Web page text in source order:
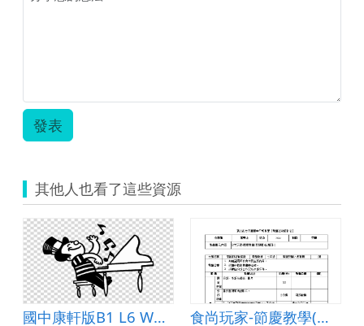
瞻
發表
其他人也看了這些資源
國中康軒版B1 L6 What are they doing? 食尚玩家-節慶教學(聖誕節活動設計)